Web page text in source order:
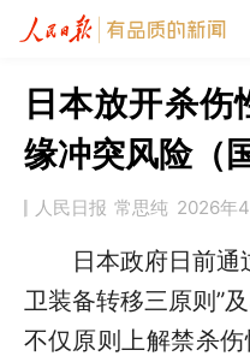
日本放开杀
缘冲突风险（
人民日报 常思纯 2026年
日本政府日前通
卫装备转移三原则”
不仅原则上解禁杀